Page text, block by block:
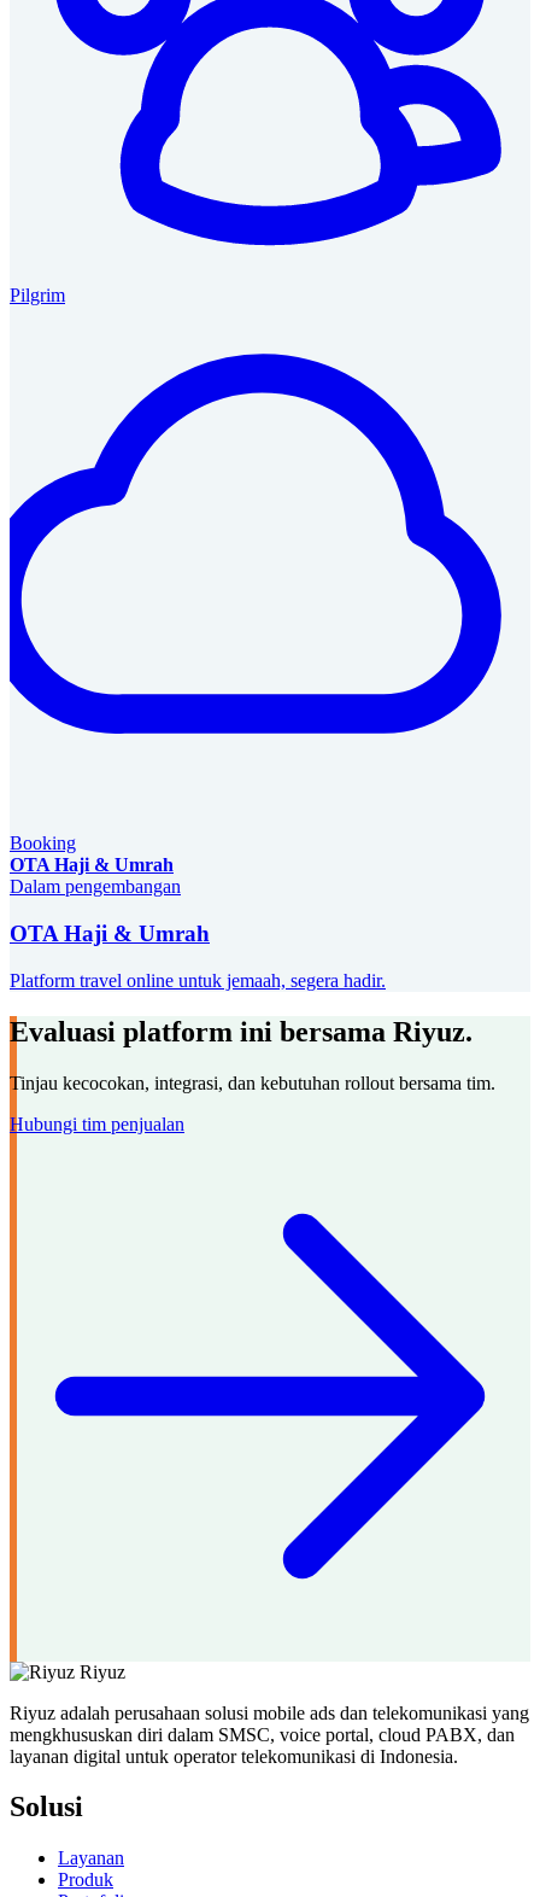
Pilgrim
Booking
OTA Haji & Umrah
Dalam pengembangan
OTA Haji & Umrah
Platform travel online untuk jemaah, segera hadir.
Evaluasi platform ini bersama Riyuz.
Tinjau kecocokan, integrasi, dan kebutuhan rollout bersama tim.
Hubungi tim penjualan
Riyuz
Riyuz adalah perusahaan solusi mobile ads dan telekomunikasi yang
mengkhususkan diri dalam SMSC, voice portal, cloud PABX, dan
layanan digital untuk operator telekomunikasi di Indonesia.
Solusi
Layanan
Produk